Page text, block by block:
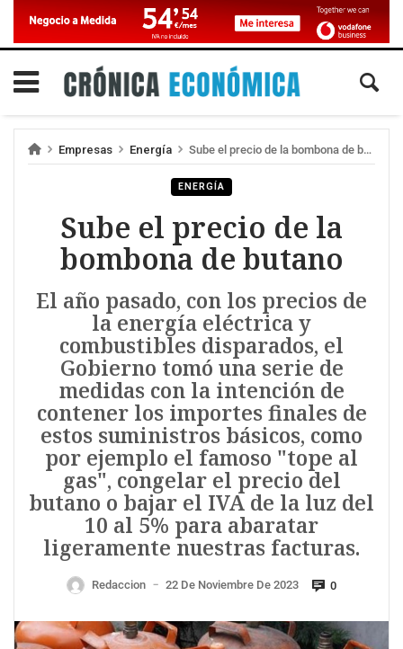
Empresas Energía Sube el precio de la bombona de butano
ENERGÍA
Sube el precio de la
bombona de butano
El año pasado, con los precios de
la energía eléctrica y
combustibles disparados, el
Gobierno tomó una serie de
medidas con la intención de
contener los importes finales de
estos suministros básicos, como
por ejemplo el famoso "tope al
gas", congelar el precio del
butano o bajar el IVA de la luz del
10 al 5% para abaratar
ligeramente nuestras facturas.
Redaccion — 22 De Noviembre De 2023 0